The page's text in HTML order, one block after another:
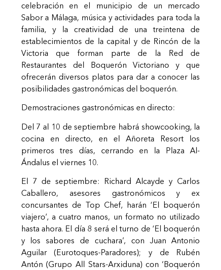
celebración en el municipio de un mercado
Sabor a Málaga, música y actividades para toda la
familia, y la creatividad de una treintena de
establecimientos de la capital y de Rincón de la
Victoria que forman parte de la Red de
Restaurantes del Boquerón Victoriano y que
ofrecerán diversos platos para dar a conocer las
posibilidades gastronómicas del boquerón.
Demostraciones gastronómicas en directo:
Del 7 al 10 de septiembre habrá showcooking, la
cocina en directo, en el Añoreta Resort los
primeros tres días, cerrando en la Plaza Al-
Ándalus el viernes 10.
El 7 de septiembre: Richard Alcayde y Carlos
Caballero, asesores gastronómicos y ex
concursantes de Top Chef, harán ‘El boquerón
viajero’, a cuatro manos, un formato no utilizado
hasta ahora. El día 8 será el turno de ‘El boquerón
y los sabores de cuchara’, con Juan Antonio
Aguilar (Eurotoques-Paradores); y de Rubén
Antón (Grupo All Stars-Arxiduna) con ‘Boquerón